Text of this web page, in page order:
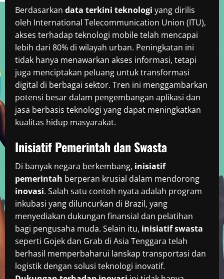
Berdasarkan data terkini teknologi yang dirilis
oleh International Telecommunication Union (ITU),
akses terhadap teknologi mobile telah mencapai
lebih dari 80% di wilayah urban. Peningkatan ini
tidak hanya menawarkan akses informasi, tetapi
juga menciptakan peluang untuk transformasi
digital di berbagai sektor. Tren ini menggambarkan
potensi besar dalam pengembangan aplikasi dan
jasa berbasis teknologi yang dapat meningkatkan
kualitas hidup masyarakat.
Inisiatif Pemerintah dan Swasta
Di banyak negara berkembang, inisiatif
pemerintah berperan krusial dalam mendorong
inovasi. Salah satu contoh nyata adalah program
inkubasi yang diluncurkan di Brazil, yang
menyediakan dukungan finansial dan pelatihan
bagi pengusaha muda. Selain itu, inisiatif swasta
seperti Gojek dan Grab di Asia Tenggara telah
berhasil memperbaharui lanskap transportasi dan
logistik dengan solusi teknologi inovatif.